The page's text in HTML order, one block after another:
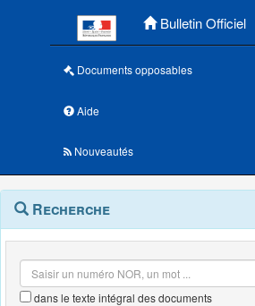
Bulletin Officiel
Documents opposables
Aide
Nouveautés
Navigation
outils
Menu
contextuel
Recherche
dans le texte intégral des documents